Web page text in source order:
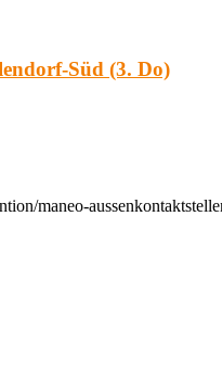
Süd (3. Do)
maneo-